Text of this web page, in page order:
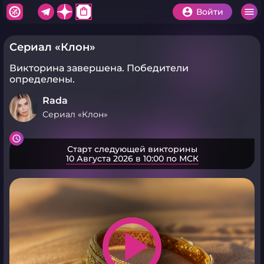
shopping_bag Войти
Сериал «Клон»
Викторина завершена. Победители
определены.
Rada
Сериал «Клон»
Старт следующей викторины
10 Августа 2026 в 10:00 по МСК
play_arrow